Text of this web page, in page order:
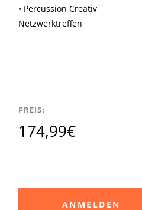
PREIS:
174,99€
• Percussion Creativ
Netzwerktreffen
ANMELDEN